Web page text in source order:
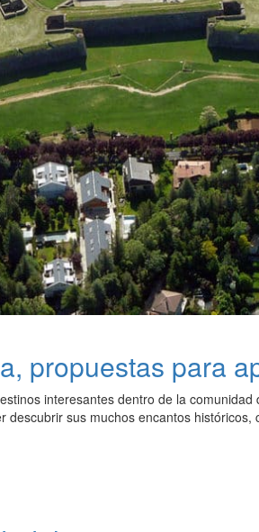
propuestas para
interesantes dentro de la comunidad
descubrir sus muchos encantos